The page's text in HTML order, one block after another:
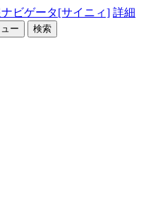
ビゲータ[サイニィ] 詳細
ー 検索